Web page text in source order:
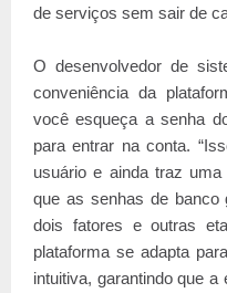
de serviços sem sair de
O desenvolvedor de
conveniência da
você esqueça a senha
para entrar na conta.
usuário e ainda traz
que as senhas de banco
dois fatores e outras
plataforma se adapta
intuitiva, garantindo que